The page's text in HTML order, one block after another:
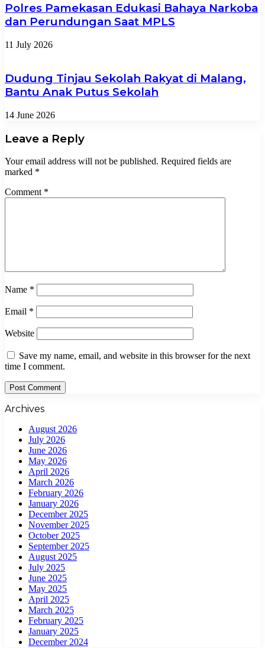
Polres Pamekasan Edukasi Bahaya Narkoba
dan Perundungan Saat MPLS
11 July 2026
Dudung Tinjau Sekolah Rakyat di Malang,
Bantu Anak Putus Sekolah
14 June 2026
Leave a Reply
Your email address will not be published. Required fields are
marked *
Comment *
Name *
Email *
Website
Save my name, email, and website in this browser for the next
time I comment.
Archives
August 2026
July 2026
June 2026
May 2026
April 2026
March 2026
February 2026
January 2026
December 2025
November 2025
October 2025
September 2025
August 2025
July 2025
June 2025
May 2025
April 2025
March 2025
February 2025
January 2025
December 2024